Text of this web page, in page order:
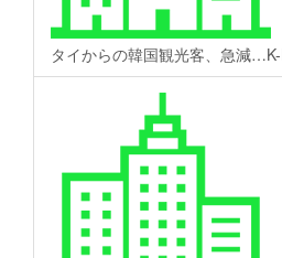
タイからの韓国観光客、急減